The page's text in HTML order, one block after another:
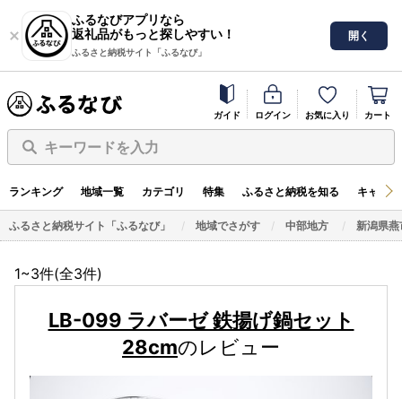
ふるなびアプリなら
返礼品がもっと探しやすい！
ふるさと納税サイト「ふるなび」
開く
ガイド ログイン お気に入り カート
キーワードを入力
ランキング 地域一覧 カテゴリ 特集 ふるさと納税を知る キャン
ふるさと納税サイト「ふるなび」 地域でさがす 中部地方 新潟県燕
1~3件(全3件)
LB-099 ラバーゼ 鉄揚げ鍋セット
28cmのレビュー